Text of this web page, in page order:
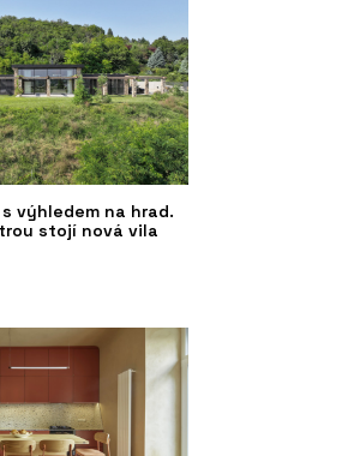
výhledem na hrad.
stojí nová vila